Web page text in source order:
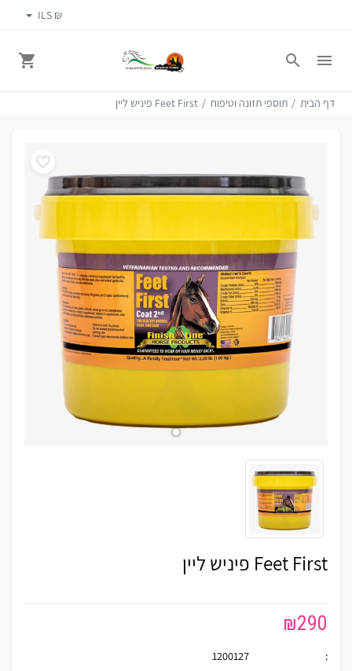
₪ ILS
דף הבית תוספי תזונה וטיפוח Feet First פיניש ליין
Feet First פיניש ליין
₪290
:
1200127